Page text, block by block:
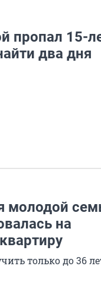
пропал 15-
два дня
молодой
на
только до 36